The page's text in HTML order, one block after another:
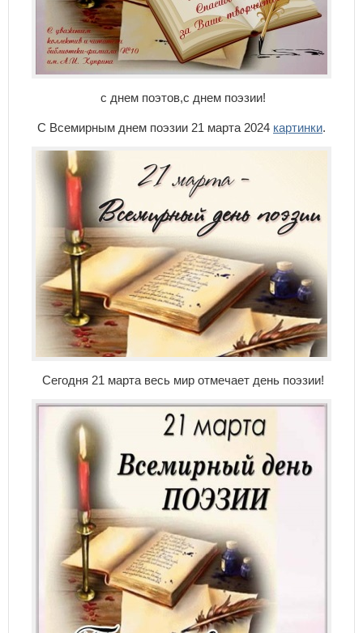
с днем поэтов,с днем поэзии!
С Всемирным днем поэзии 21 марта 2024 картинки.
Сегодня 21 марта весь мир отмечает день поэзии!